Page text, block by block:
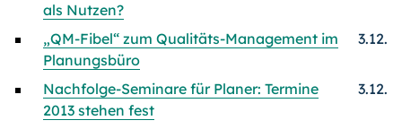
als Nutzen?
„QM-Fibel“ zum Qualitäts-Management im
Planungsbüro
3.12.
Nachfolge-Seminare für Planer: Termine
2013 stehen fest
3.12.